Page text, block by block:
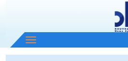
باز
و